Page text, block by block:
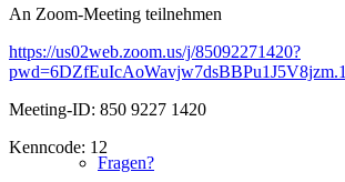
Fragen?
An Zoom-Meeting teilnehmen
https://us02web.zoom.us/j/85092271420?
pwd=6DZfEuIcAoWavjw7dsBBPu1J5V8jzm.1
Meeting-ID: 850 9227 1420
Kenncode: 12